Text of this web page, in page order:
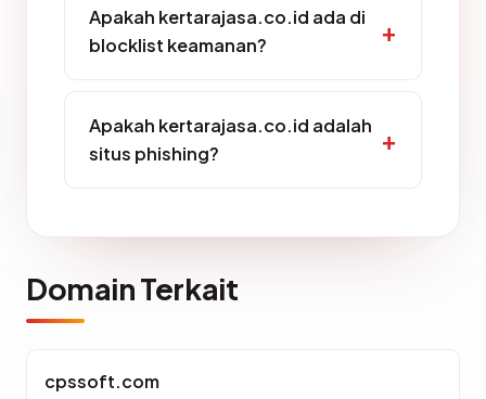
Apakah kertarajasa.co.id ada di
blocklist keamanan?
Apakah kertarajasa.co.id adalah
situs phishing?
Domain Terkait
cpssoft.com